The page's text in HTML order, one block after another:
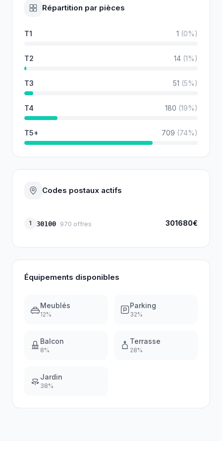
Répartition par pièces
T1 1 (0%)
T2 14 (1%)
T3 51 (5%)
T4 180 (19%)
T5+ 709 (74%)
Codes postaux actifs
1 30100 970 offres 301680€
Équipements disponibles
Meublés
12%
Parking
32%
Balcon
8%
Terrasse
28%
Jardin
38%